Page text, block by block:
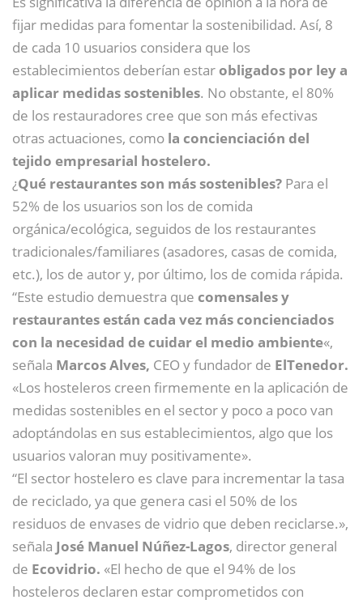
fijar medidas para fomentar la sostenibilidad. Así, 8
de cada 10 usuarios considera que los
establecimientos deberían estarobligados por ley a
aplicar medidas sostenibles. No obstante, el 80%
de los restauradores cree que son más efectivas
otras actuaciones, como la concienciación del
tejido empresarial hostelero.
¿Qué restaurantes son más sostenibles? Para el
52% de los usuarios son los de comida
orgánica/ecológica, seguidos de los restaurantes
tradicionales/familiares (asadores, casas de comida,
etc.), los de autor y, por último, los de comida rápida.
“Este estudio demuestra que comensales y
restaurantes están cada vez más concienciados
con la necesidad de cuidar el medio ambiente«,
señala Marcos Alves, CEO y fundador de ElTenedor.
«Los hosteleros creen firmemente en la aplicación de
medidas sostenibles en el sector y poco a poco van
adoptándolas en sus establecimientos, algo que los
usuarios valoran muy positivamente».
“El sector hostelero es clave para incrementar la tasa
de reciclado, ya que genera casi el 50% de los
residuos de envases de vidrio que deben reciclarse.»,
señala José Manuel Núñez-Lagos, director general
de Ecovidrio. «El hecho de que el 94% de los
hosteleros declaren estar comprometidos con